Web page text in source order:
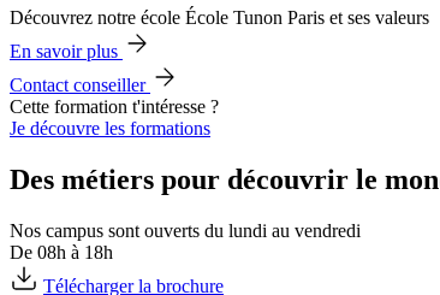
Découvrez notre école École Tunon Paris et ses valeurs
En savoir plus
Contact conseiller
Cette formation t'intéresse ?
Je découvre les formations
Des métiers pour découvrir le
Nos campus sont ouverts du lundi au vendredi
De 08h à 18h
Télécharger la brochure